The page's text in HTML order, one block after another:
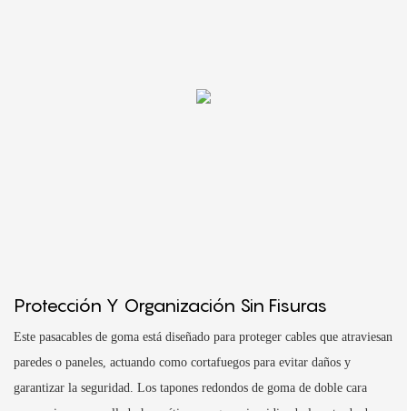
Protección Y Organización Sin Fisuras
Este pasacables de goma está diseñado para proteger cables que atraviesan
paredes o paneles, actuando como cortafuegos para evitar daños y
garantizar la seguridad. Los tapones redondos de goma de doble cara